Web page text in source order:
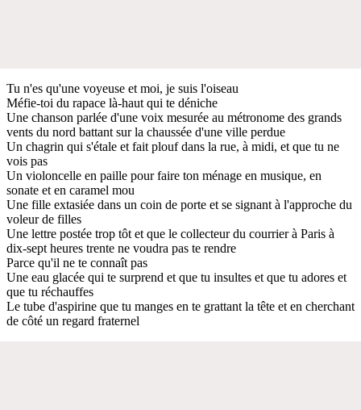
Tu n'es qu'une voyeuse et moi, je suis l'oiseau
Méfie-toi du rapace là-haut qui te déniche
Une chanson parlée d'une voix mesurée au métronome des grands
vents du nord battant sur la chaussée d'une ville perdue
Un chagrin qui s'étale et fait plouf dans la rue, à midi, et que tu ne
vois pas
Un violoncelle en paille pour faire ton ménage en musique, en
sonate et en caramel mou
Une fille extasiée dans un coin de porte et se signant à l'approche du
voleur de filles
Une lettre postée trop tôt et que le collecteur du courrier à Paris à
dix-sept heures trente ne voudra pas te rendre
Parce qu'il ne te connaît pas
Une eau glacée qui te surprend et que tu insultes et que tu adores et
que tu réchauffes
Le tube d'aspirine que tu manges en te grattant la tête et en cherchant
de côté un regard fraternel